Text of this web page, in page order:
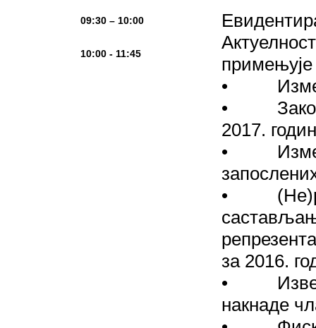
09:30 – 10:00
10:00 - 11:45
примењује
• Измене
• Закон о
2017.
• Измене
•
за 2016.
•
накнаде